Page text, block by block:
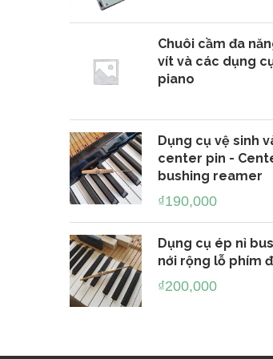
Chuôi cầm đa
vít và các dụng
piano
Dụng cụ vệ sinh
center pin -
bushing reamer
₫190,000
Dụng cụ ép nỉ
nới rộng lỗ phím
₫200,000
Cung cấp phụ tùng,